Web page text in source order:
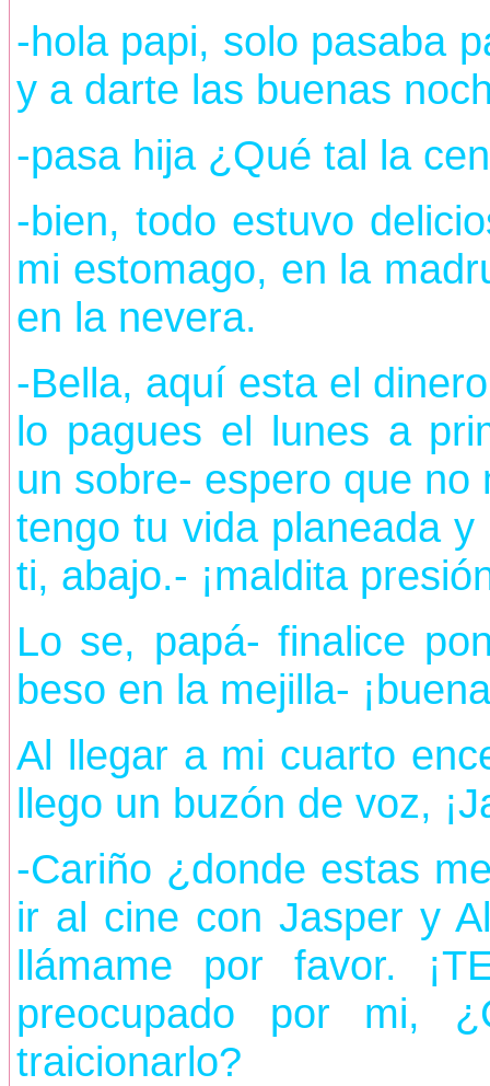
-hola papi, solo pasaba
y a darte las buenas
-pasa hija ¿Qué tal la
-bien, todo estuvo
mi estomago, en la
en la nevera.
-Bella, aquí esta el
lo pagues el lunes a
un sobre- espero que
tengo tu vida planeada
ti, abajo.- ¡maldita
Lo se, papá- finalice
beso en la mejilla-
Al llegar a mi cuarto
llego un buzón de voz,
-Cariño ¿donde estas
ir al cine con Jasper y
llámame por favor.
preocupado por mi,
traicionarlo?